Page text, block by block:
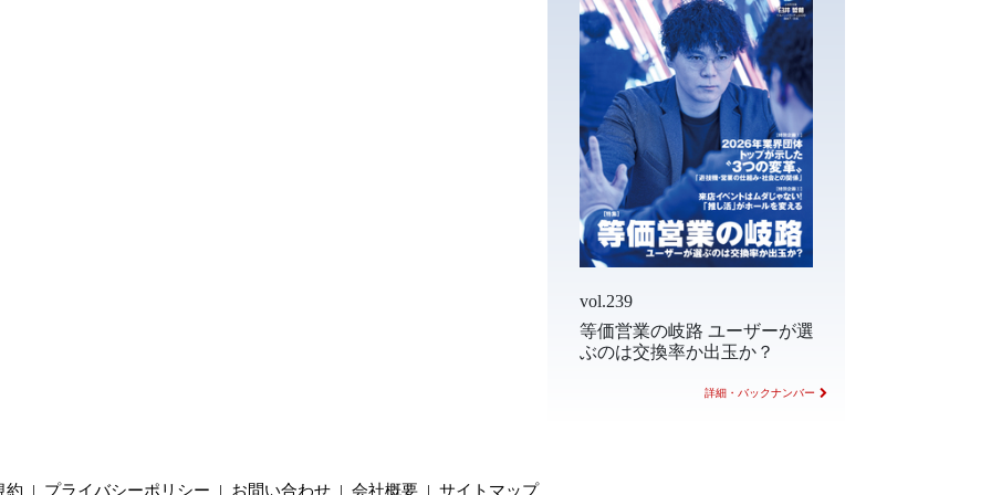
vol.239
等価営業の岐路 ユーザーが選
ぶのは交換率か出玉か？
詳細・バックナンバー
約 | プライバシーポリシー | お問い合わせ | 会社概要 | サイトマップ